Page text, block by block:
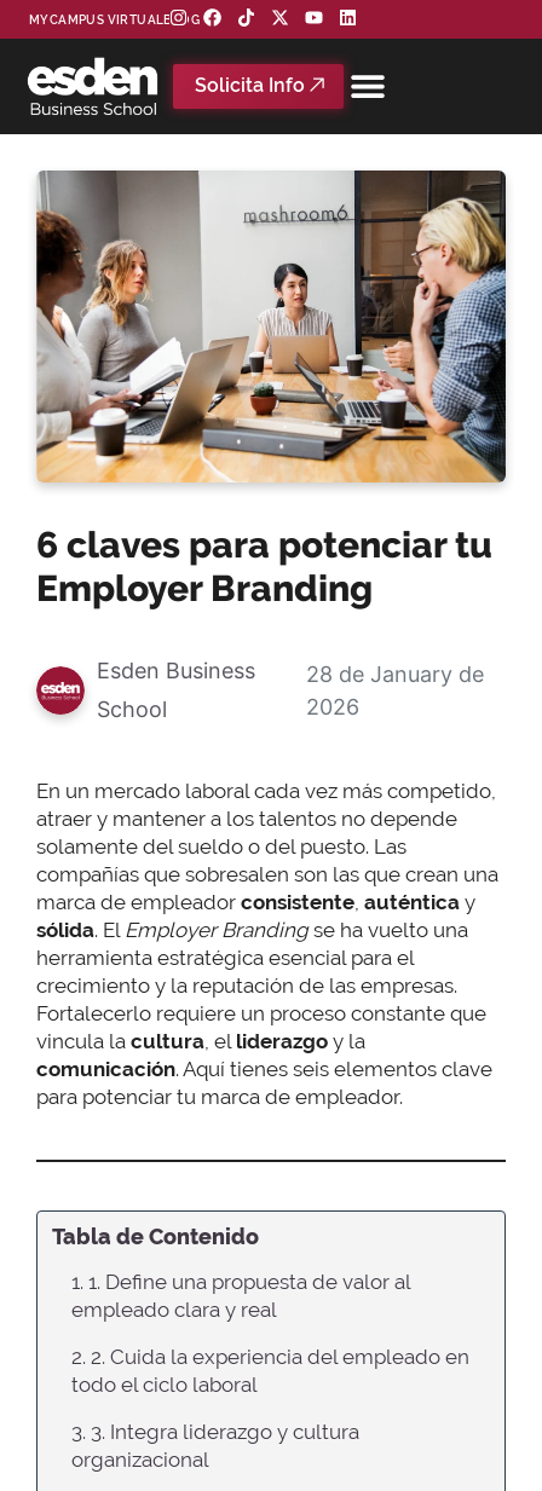
MYCAMPUS VIRTUAL BLOG
Solicita Info
6 claves para potenciar tu
Employer Branding
Esden Business
School
28 de January de
2026
En un mercado laboral cada vez más competido,
atraer y mantener a los talentos no depende
solamente del sueldo o del puesto. Las
compañías que sobresalen son las que crean una
marca de empleador consistente auténtica y
sólida. El Employer Brandingse ha vuelto una
herramienta estratégica esencial para el
crecimiento y la reputación de las empresas.
Fortalecerlo requiere un proceso constante que
vincula la cultura , el liderazgo y la
comunicación. Aquí tienes seis elementos clave
para potenciar tu marca de empleador.
Tabla de Contenido
1. 1. Define una propuesta de valor al
empleado clara y real
2. 2. Cuida la experiencia del empleado en
todo el ciclo laboral
3. 3. Integra liderazgo y cultura
organizacional